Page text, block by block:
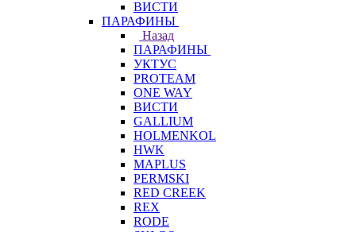
ВИСТИ
ПАРАФИНЫ
Назад
ПАРАФИНЫ
УКТУС
PROTEAM
ONE WAY
ВИСТИ
GALLIUM
HOLMENKOL
HWK
MAPLUS
PERMSKI
RED CREEK
REX
RODE